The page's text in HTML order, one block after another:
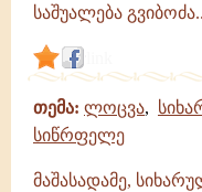
საშუალება
თემა: ლოცვა,
სიწრფელე
მაშასადამე,